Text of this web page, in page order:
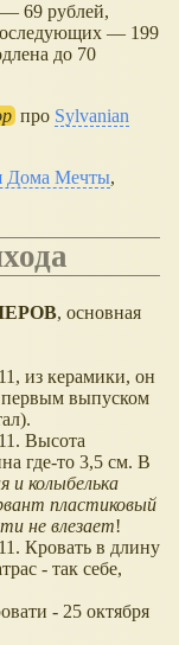
— 69 рублей,
— 199
до 70
про Sylvanian
Дома Мечты,
, основная
из керамики, он
первым выпуском
Высота
где-то 3,5 см. В
и колыбелька
пластиковый
не влезает!
Кровать в длину
- так себе,
- 25 октября